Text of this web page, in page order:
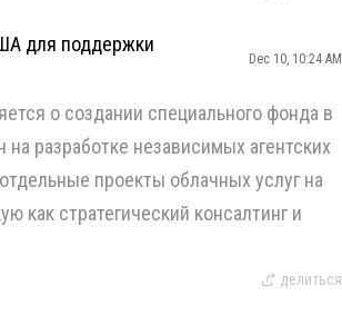
для поддержки
Dec 10, 10:24 AM
о создании специального фонда в
разработке независимых агентских
проекты облачных услуг на
​​как стратегический консалтинг и
делиться